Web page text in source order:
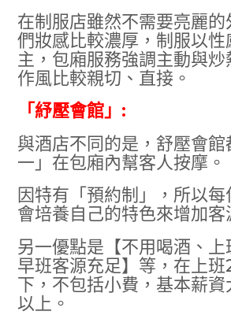
在制服店雖然不需要亮麗
們妝感比較濃厚，制服以性
主，包廂服務強調主動與炒
作風比較親切、直接。
「紓壓會館」:
與酒店不同的是，舒壓會館
一」在包廂內幫客人按摩。
因特有「預約制」，所以每
會培養自己的特色來增加客
另一優點是【不用喝酒、上
早班客源充足】等，在上
下，不包括小費，基本薪資
以上。